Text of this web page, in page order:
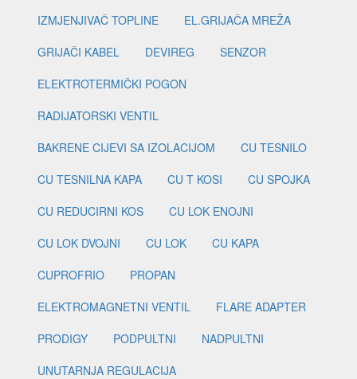
IZMJENJIVAČ TOPLINE
EL.GRIJAČA MREŽA
GRIJAČI KABEL
DEVIREG
SENZOR
ELEKTROTERMIČKI POGON
RADIJATORSKI VENTIL
BAKRENE CIJEVI SA IZOLACIJOM
CU TESNILO
CU TESNILNA KAPA
CU T KOSI
CU SPOJKA
CU REDUCIRNI KOS
CU LOK ENOJNI
CU LOK DVOJNI
CU LOK
CU KAPA
CUPROFRIO
PROPAN
ELEKTROMAGNETNI VENTIL
FLARE ADAPTER
PRODIGY
PODPULTNI
NADPULTNI
UNUTARNJA REGULACIJA